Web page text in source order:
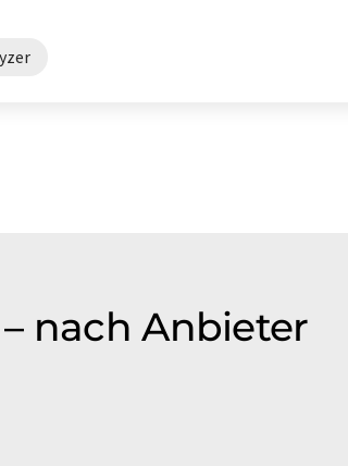
nach Anbieter